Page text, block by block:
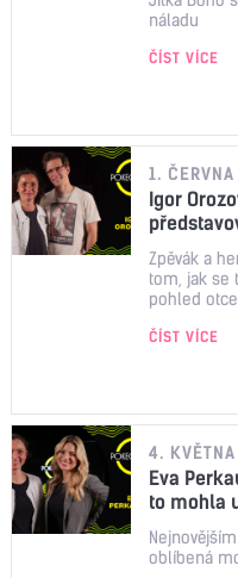
náladu
ČÍST VÍCE
1.
Igor
Zpěvák a
tom, jak se
pohled
ČÍST VÍCE
4.
Eva
to mohla
oblíbená